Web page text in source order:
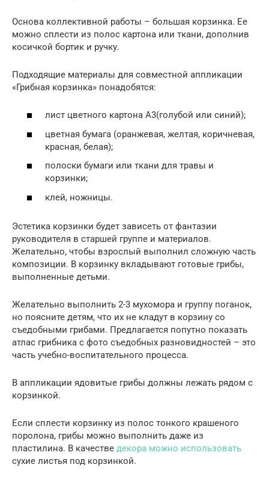
Основа коллективной работы – большая корзинка. Ее
можно сплести из полос картона или ткани, дополнив
косичкой бортик и ручку.
Подходящие материалы для совместной аппликации
«Грибная корзинка» понадобятся:
лист цветного картона А3(голубой или синий);
цветная бумага (оранжевая, желтая, коричневая,
красная, белая);
полоски бумаги или ткани для травы и
корзинки;
клей, ножницы.
Эстетика корзинки будет зависеть от фантазии
руководителя в старшей группе и материалов.
Желательно, чтобы взрослый выполнил сложную часть
композиции. В корзинку вкладывают готовые грибы,
выполненные детьми.
Желательно выполнить 2-3 мухомора и группу поганок,
но поясните детям, что их не кладут в корзину со
съедобными грибами. Предлагается попутно показать
атлас грибника с фото съедобных разновидностей – это
часть учебно-воспитательного процесса.
В аппликации ядовитые грибы должны лежать рядом с
корзинкой.
Если сплести корзинку из полос тонкого крашеного
поролона, грибы можно выполнить даже из
пластилина. В качестве декора можно использовать
сухие листья под корзинкой.